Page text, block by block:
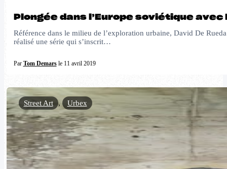
Plongée dans l’Europe soviétique avec
Référence dans le milieu de l’exploration urbaine, David De
réalisé une série qui s’inscrit…
Par Tom Demarsle 11 avril 2019
Street Art , Urbex